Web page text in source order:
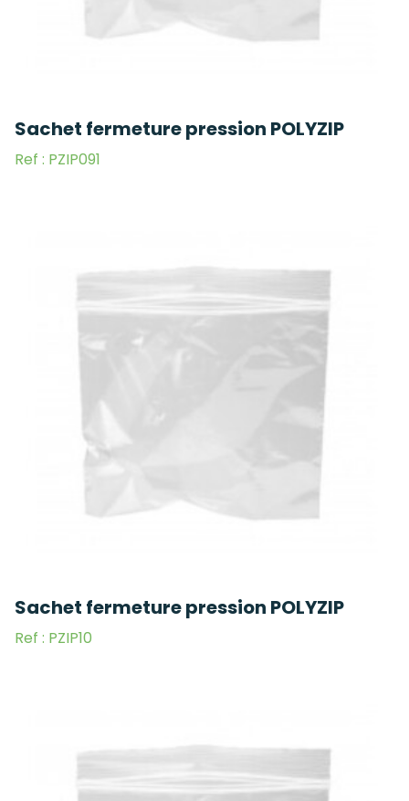
Sachet fermeture pression POLYZIP
Ref : PZIP091
Sachet fermeture pression POLYZIP
Ref : PZIP10